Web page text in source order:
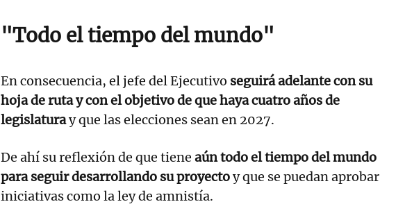
"Todo el tiempo del mundo"
En consecuencia, el jefe del Ejecutivo seguirá adelante con su
hoja de ruta y con el objetivo de que haya cuatro años de
legislaturay que las elecciones sean en 2027.
De ahí su reflexión de que tiene aún todo el tiempo del mundo
para seguir desarrollando su proyectoy que se puedan aprobar
iniciativas como la ley de amnistía.